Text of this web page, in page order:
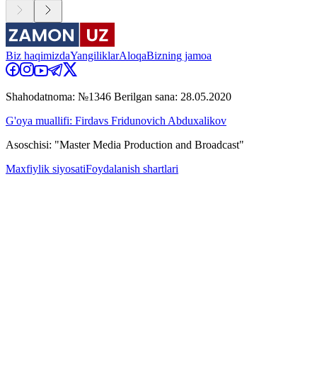
Biz haqimizdaYangiliklarAloqaBizning jamoa
Shahodatnoma: №1346 Berilgan sana: 28.05.2020
G'oya muallifi: Firdavs Fridunovich Abduxalikov
Asoschisi: "Master Media Production and Broadcast"
Maxfiylik siyosatiFoydalanish shartlari